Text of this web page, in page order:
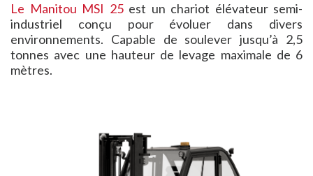
Le Manitou MSI 25 est un chariot élévateur semi-
industriel conçu pour évoluer dans divers
environnements. Capable de soulever jusqu’à 2,5
tonnes avec une hauteur de levage maximale de 6
mètres.